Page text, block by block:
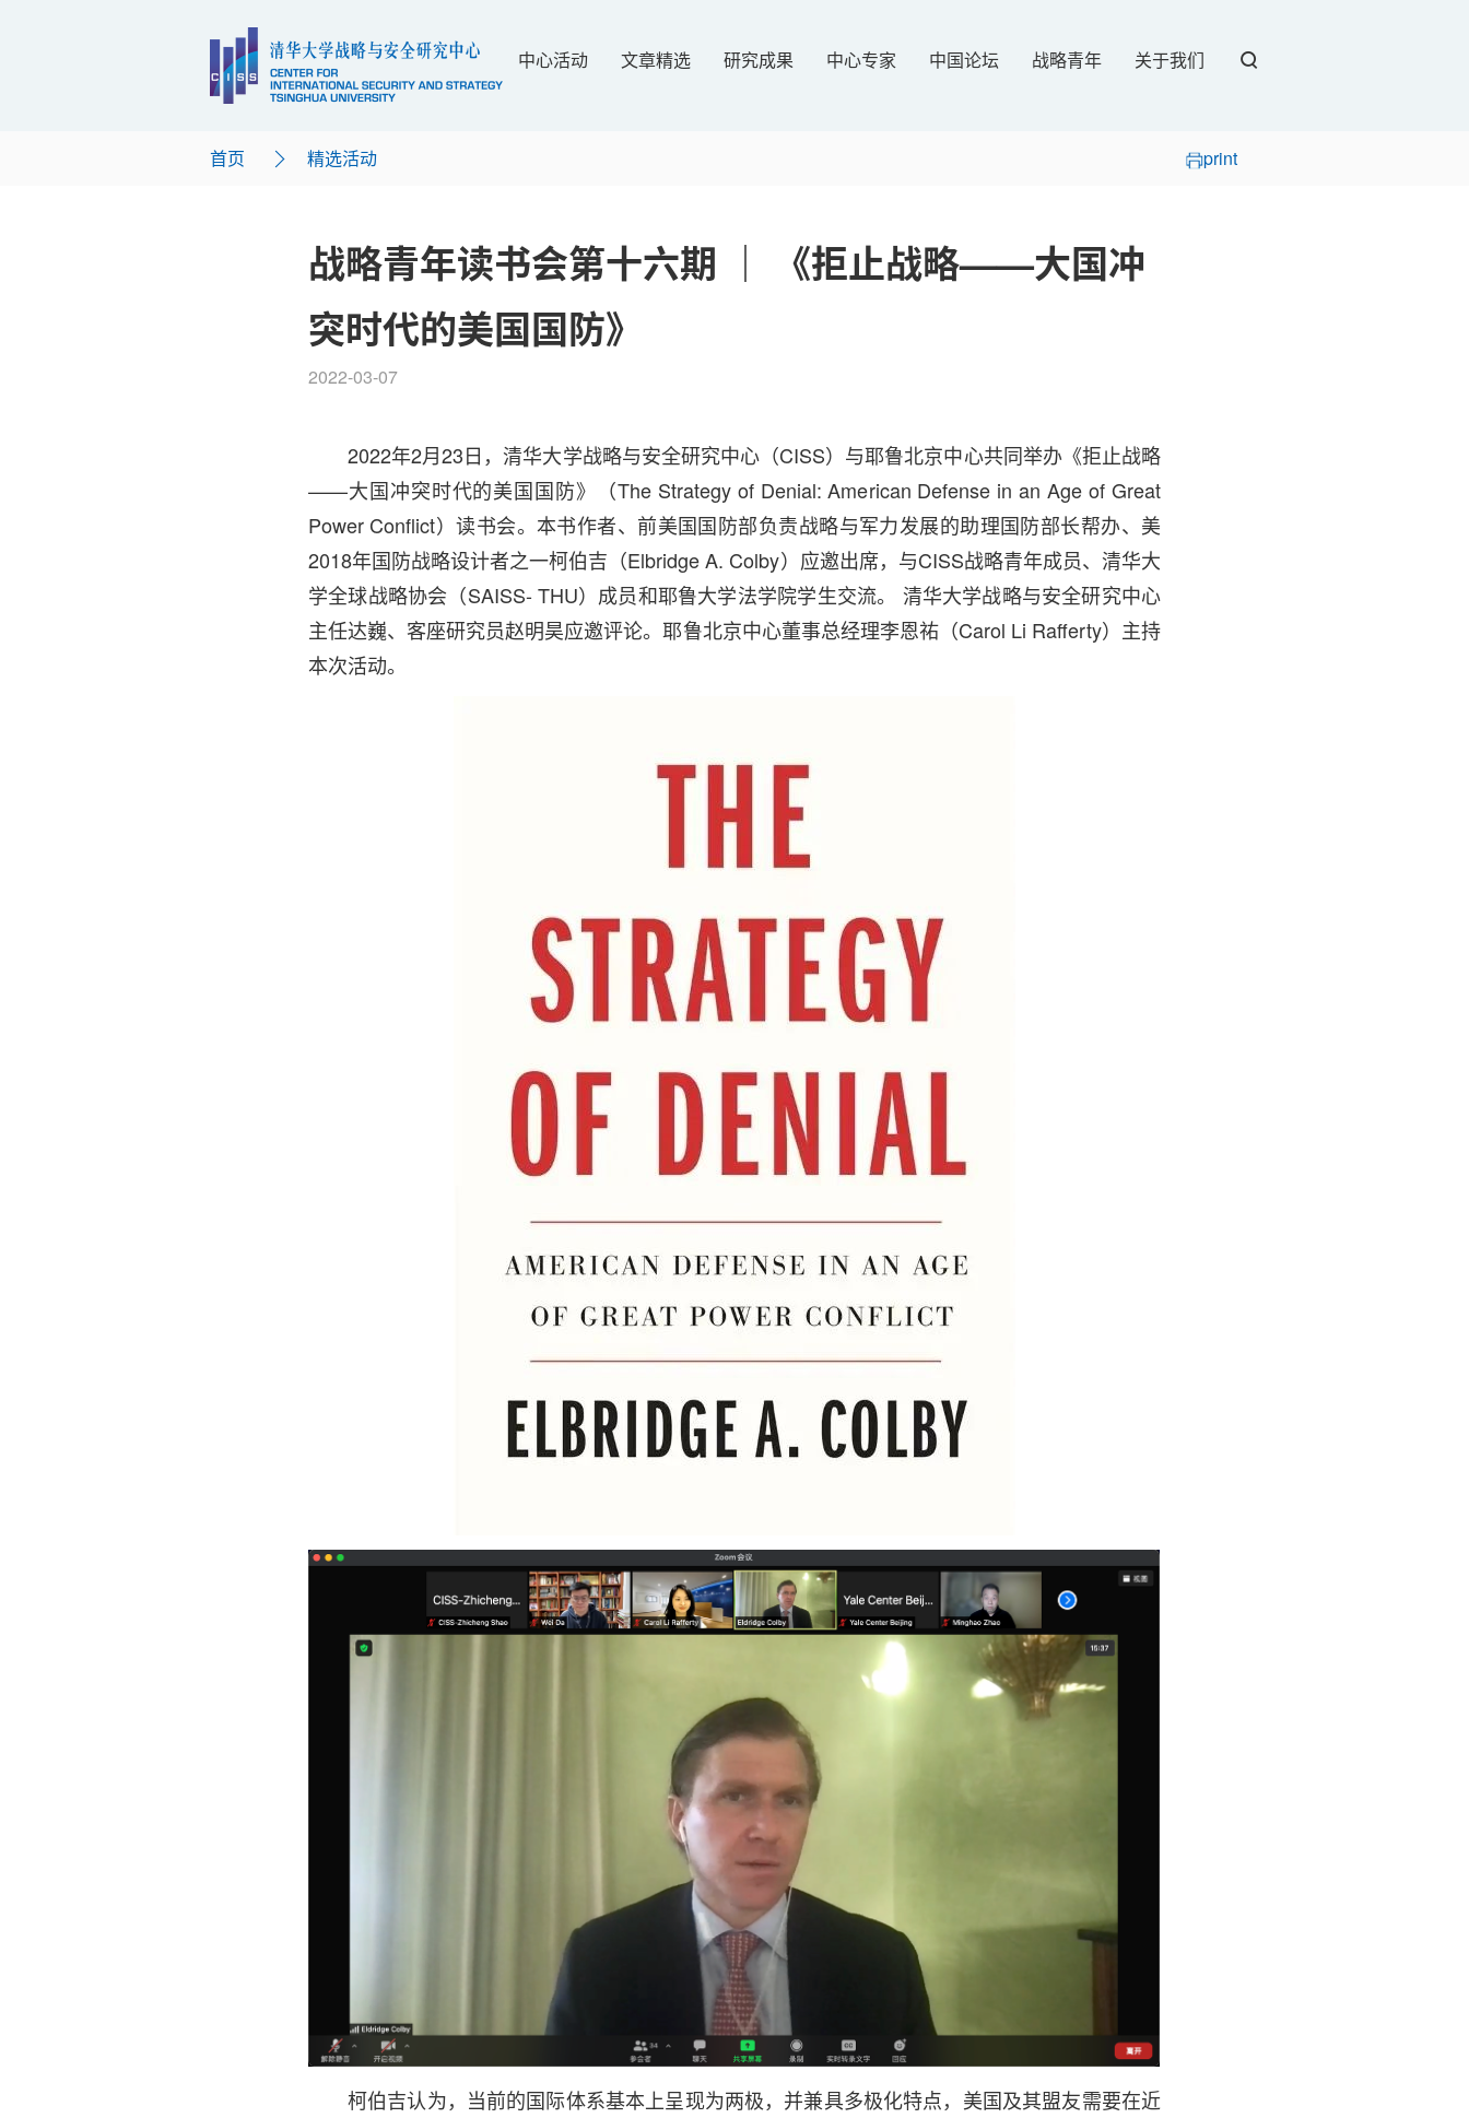
中心活动 文章精选 研究成果 中心专家 中国论坛 战略青年 关于我们
首页 精选活动 print
战略青年读书会第十六期 ｜ 《拒止战略——大国冲
突时代的美国国防》
2022-03-07
2022年2月23日，清华大学战略与安全研究中心（CISS）与耶鲁北京中心共同举办《拒止战略
——大国冲突时代的美国国防》（The Strategy of Denial: American Defense in an Age of Great
Power Conflict）读书会。本书作者、前美国国防部负责战略与军力发展的助理国防部长帮办、美
2018年国防战略设计者之一柯伯吉（Elbridge A. Colby）应邀出席，与CISS战略青年成员、清华大
学全球战略协会（SAISS- THU）成员和耶鲁大学法学院学生交流。 清华大学战略与安全研究中心
主任达巍、客座研究员赵明昊应邀评论。耶鲁北京中心董事总经理李恩祐（Carol Li Rafferty）主持
本次活动。
柯伯吉认为，当前的国际体系基本上呈现为两极，并兼具多极化特点，美国及其盟友需要在近